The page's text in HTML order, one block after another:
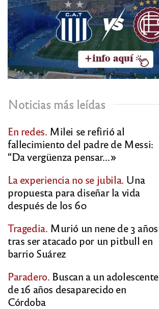
Noticias más leídas
En redes. Milei se refirió al
fallecimiento del padre de Messi:
“Da vergüenza pensar…»
La experiencia no se jubila. Una
propuesta para diseñar la vida
después de los 60
Tragedia. Murió un nene de 3 años
tras ser atacado por un pitbull en
barrio Suárez
Paradero. Buscan a un adolescente
de 16 años desaparecido en
Córdoba